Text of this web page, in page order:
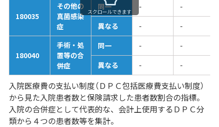
180035
その他の
真菌感染
症
同一 -
-
異なる
- -
180040
手術・処
置等の合
併症
同一 -
-
異なる
- -
スクロールできます
入院医療費の支払い制度（ＤＰＣ包括医療費支払い制度）
から見た入院患者数と保険請求した患者数割合の指標。
入院の合併症として代表的な、会計上使用するＤＰＣ分
類から４つの患者数等を集計。